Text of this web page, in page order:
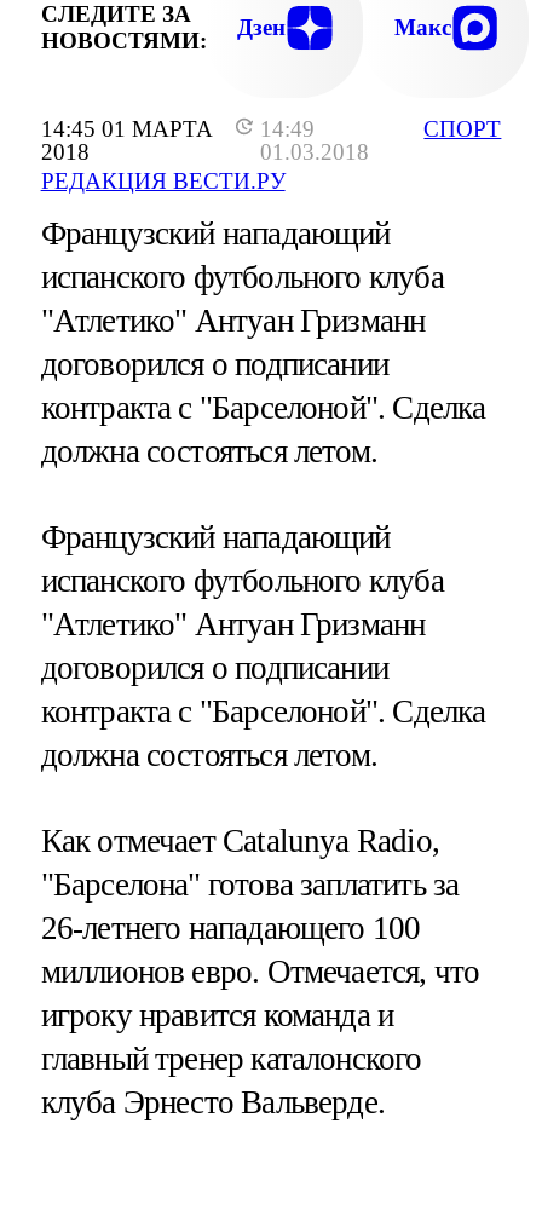
14:45 01 МАРТА
2018
14:49
01.03.2018
РЕДАКЦИЯ ВЕСТИ.РУ
СПОРТ
СЛЕДИТЕ ЗА
НОВОСТЯМИ:
Дзен Макс
Французский нападающий
испанского футбольного клуба
"Атлетико" Антуан Гризманн
договорился о подписании
контракта с "Барселоной". Сделка
должна состояться летом.
Французский нападающий
испанского футбольного клуба
"Атлетико" Антуан Гризманн
договорился о подписании
контракта с "Барселоной". Сделка
должна состояться летом.
Как отмечает Catalunya Radio,
"Барселона" готова заплатить за
26-летнего нападающего 100
миллионов евро. Отмечается, что
игроку нравится команда и
главный тренер каталонского
клуба Эрнесто Вальверде.